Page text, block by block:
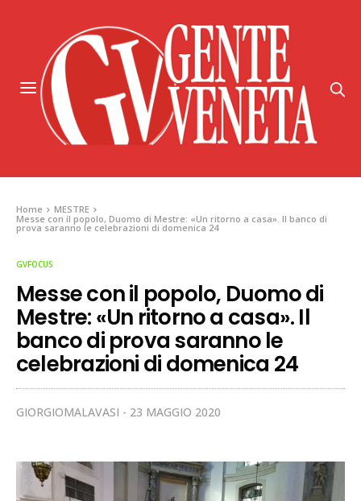
Home
MESTRE
Messe con il popolo, Duomo di Mestre: «Un ritorno a casa». Il banco di
prova saranno le celebrazioni di domenica 24
GVFOCUS
Messe con il popolo, Duomo di
Mestre: «Un ritorno a casa». Il
banco di prova saranno le
celebrazioni di domenica 24
GIORGIOMALAVASI 23 MAGGIO 2020